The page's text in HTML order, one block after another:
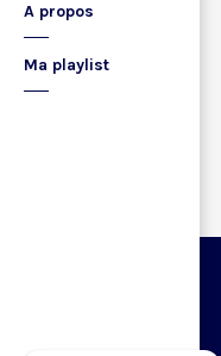
A propos
Ma playlist